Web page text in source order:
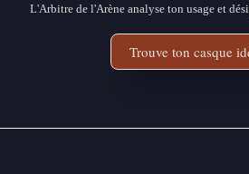
L'Arbitre de l'Arène analyse ton usage et
Trouve ton casque